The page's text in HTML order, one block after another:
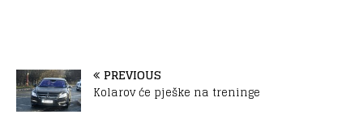
PREVIOUS
Kolarov će pješke na treninge